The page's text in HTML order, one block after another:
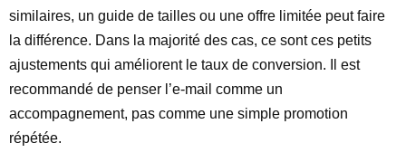
similaires, un guide de tailles ou une offre limitée peut faire
la différence. Dans la majorité des cas, ce sont ces petits
ajustements qui améliorent le taux de conversion. Il est
recommandé de penser l’e-mail comme un
accompagnement, pas comme une simple promotion
répétée.